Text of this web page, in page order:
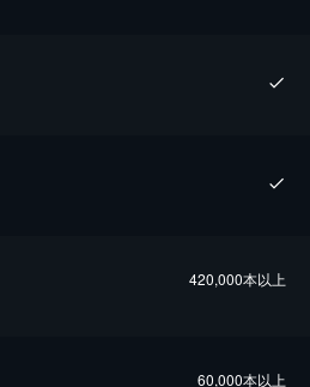
420,000本以上
60,000本以上